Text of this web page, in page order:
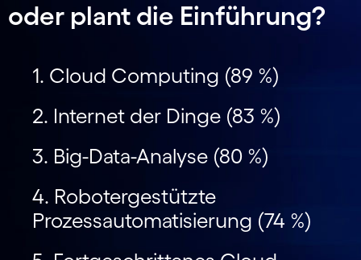
oder plant die Einführung?
1. Cloud Computing (89 %)
2. Internet der Dinge (83 %)
3. Big-Data-Analyse (80 %)
4. Robotergestützte
Prozessautomatisierung (74 %)